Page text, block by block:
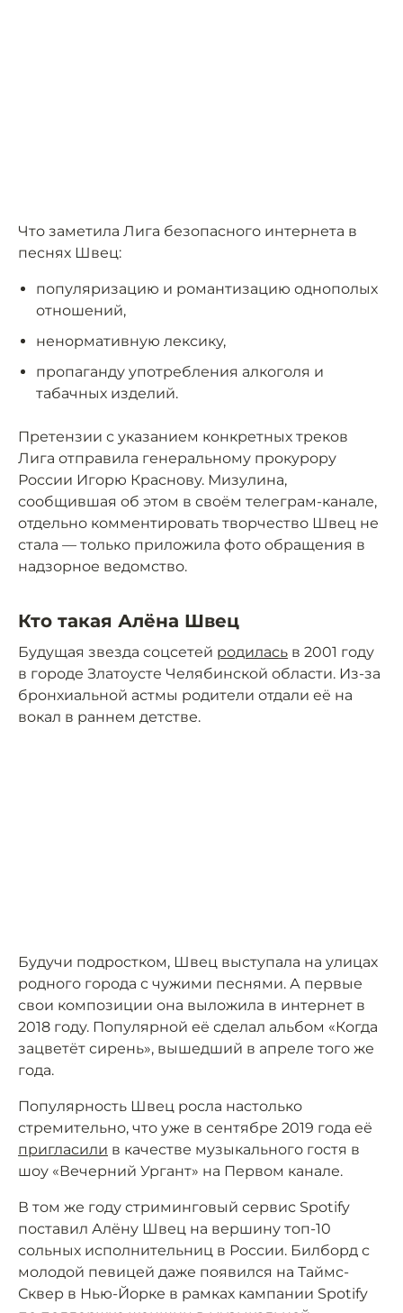
Что заметила Лига безопасного интернета в
песнях Швец:
популяризацию и романтизацию однополых
отношений,
ненормативную лексику,
пропаганду употребления алкоголя и
табачных изделий.
Претензии с указанием конкретных треков
Лига отправила генеральному прокурору
России Игорю Краснову. Мизулина,
сообщившая об этом в своём телеграм-канале,
отдельно комментировать творчество Швец не
стала — только приложила фото обращения в
надзорное ведомство.
Кто такая Алёна Швец
Будущая звезда соцсетей родилась в 2001 году
в городе Златоусте Челябинской области. Из-за
бронхиальной астмы родители отдали её на
вокал в раннем детстве.
Будучи подростком, Швец выступала на улицах
родного города с чужими песнями. А первые
свои композиции она выложила в интернет в
2018 году. Популярной её сделал альбом «Когда
зацветёт сирень», вышедший в апреле того же
года.
Популярность Швец росла настолько
стремительно, что уже в сентябре 2019 года её
пригласили в качестве музыкального гостя в
шоу «Вечерний Ургант» на Первом канале.
В том же году стриминговый сервис Spotify
поставил Алёну Швец на вершину топ-10
сольных исполнительниц в России. Билборд с
молодой певицей даже появился на Таймс-
Сквер в Нью-Йорке в рамках кампании Spotify